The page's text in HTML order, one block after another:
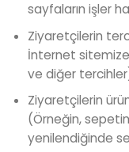
sayfaların işler
Ziyaretçilerin
İnternet
ve diğer
Ziyaretçilerin
(Örneğin,
yenilendiğinde